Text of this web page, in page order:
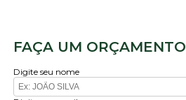
FAÇA UM ORÇAMENTO
Digite seu nome